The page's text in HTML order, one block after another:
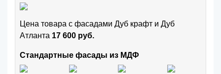
Цена товара с фасадами Дуб крафт и Дуб
Атланта 17 600 руб.
Стандартные фасады из МДФ